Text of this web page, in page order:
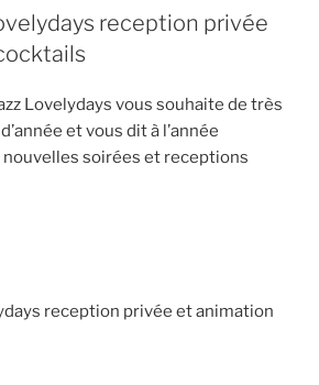
reception privée
Lovelydays vous souhaite de très
et vous dit à l’année
nouvelles soirées et receptions
reception privée et animation